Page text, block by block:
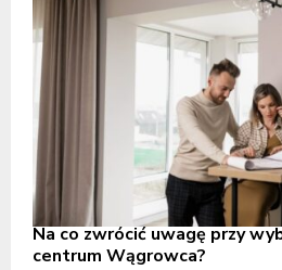
Na co zwrócić uwagę przy
centrum Wągrowca?